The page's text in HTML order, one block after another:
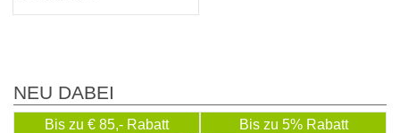
NEU DABEI
Bis zu € 85,- Rabatt Bis zu 5% Rabatt